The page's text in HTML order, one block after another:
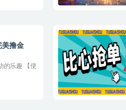
美撸金
的乐趣 【使